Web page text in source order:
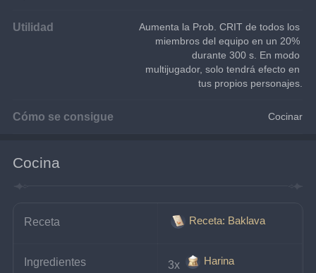
Utilidad
Aumenta la Prob. CRIT de todos los
miembros del equipo en un 20%
durante 300 s. En modo
multijugador, solo tendrá efecto en
tus propios personajes.
Cómo se consigue Cocinar
Cocina
Receta Receta: Baklava
Ingredientes 3x
Harina